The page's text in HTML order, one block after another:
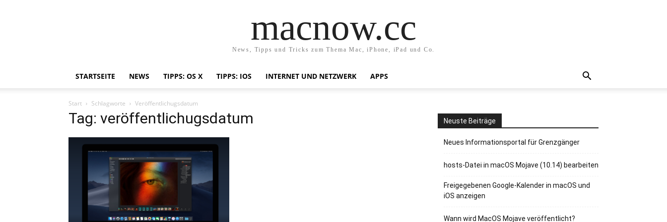
macnow.cc
News, Tipps und Tricks zum Thema Mac, iPhone, iPad und Co.
STARTSEITE NEWS TIPPS: OS X TIPPS: IOS INTERNET UND NETZWERK APPS
Start Schlagworte Veröffentlichugsdatum
Tag: veröffentlichugsdatum Neuste Beiträge
Neues Informationsportal für Grenzgänger
hosts-Datei in macOS Mojave (10.14) bearbeiten
Freigegebenen Google-Kalender in macOS und
iOS anzeigen
Wann wird MacOS Mojave veröffentlicht?